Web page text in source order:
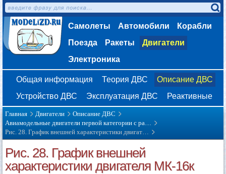
Самолеты Автомобили
Корабли
Поезда
Ракеты
Двигатели
Электроника
Общая информация Теория ДВС
Описание ДВС
Устройство ДВС
Эксплуатация ДВС Реактивные
Главная Двигатели
Описание ДВС
Авиамодельные двигатели первой категории с ра…
Рис. 28. График внешней характеристики двигат…
Рис. 28. График внешней
характеристики двигателя МК-16к